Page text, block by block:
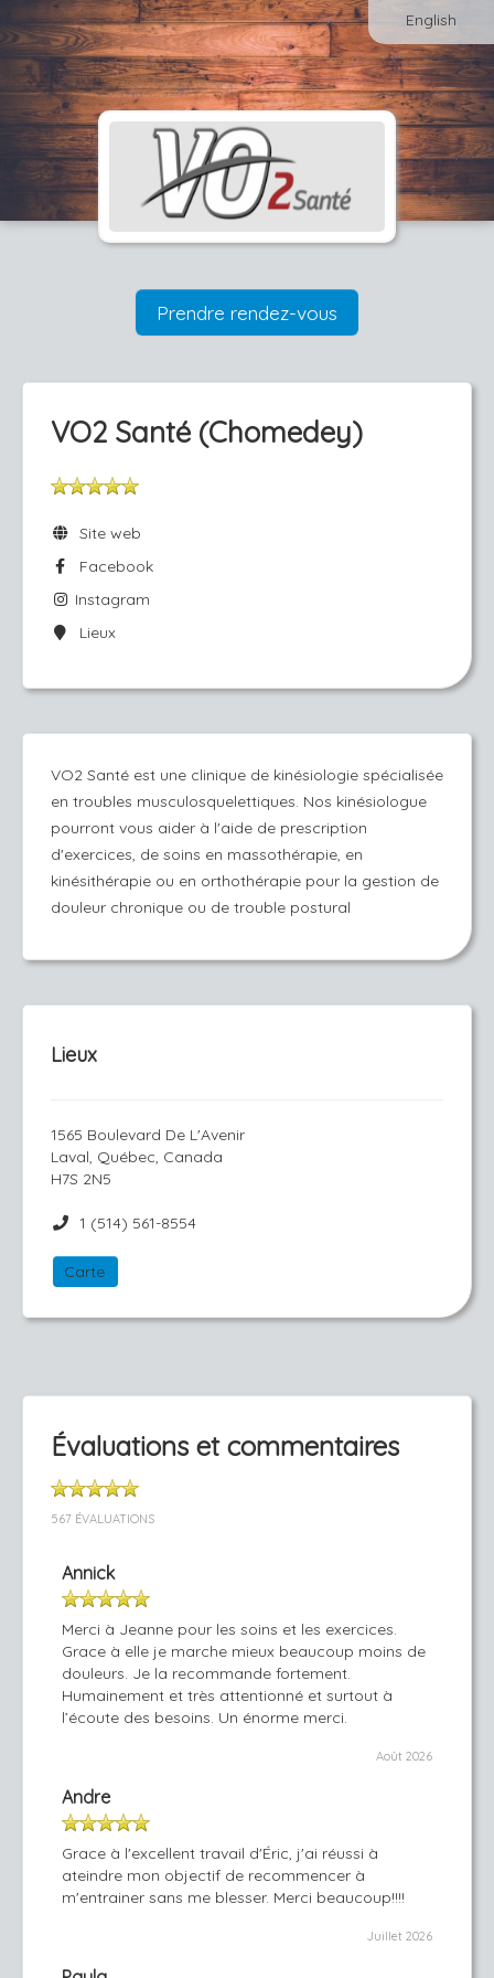
English
Prendre rendez-vous
VO2 Santé (Chomedey)
Site web
Facebook
Instagram
Lieux
VO2 Santé est une clinique de kinésiologie spécialisée
en troubles musculosquelettiques. Nos kinésiologue
pourront vous aider à l'aide de prescription
d'exercices, de soins en massothérapie, en
kinésithérapie ou en orthothérapie pour la gestion de
douleur chronique ou de trouble postural
Lieux
1565 Boulevard De L'Avenir
Laval, Québec, Canada
H7S 2N5
1 (514) 561-8554
Carte
Évaluations et commentaires
567 ÉVALUATIONS
Annick
Merci à Jeanne pour les soins et les exercices.
Grace à elle je marche mieux beaucoup moins de
douleurs. Je la recommande fortement.
Humainement et très attentionné et surtout à
l’écoute des besoins. Un énorme merci.
Août 2026
Andre
Grace à l'excellent travail d'Éric, j'ai réussi à
ateindre mon objectif de recommencer à
m'entrainer sans me blesser. Merci beaucoup!!!!
Juillet 2026